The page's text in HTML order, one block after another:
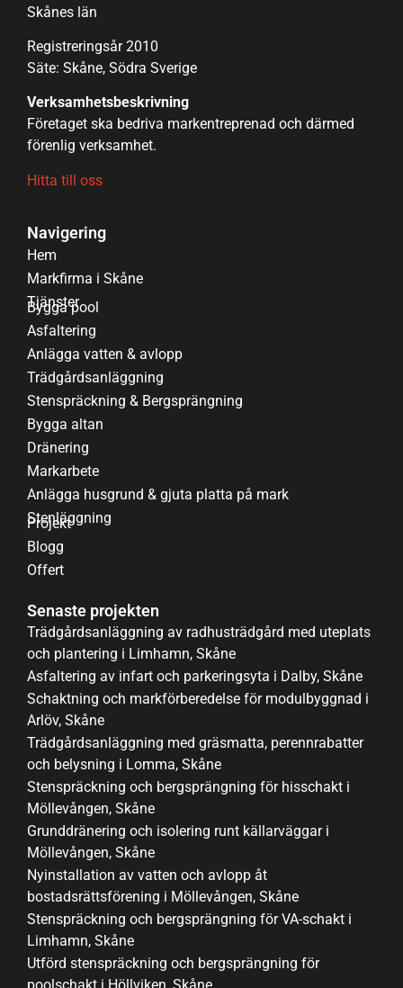
Skånes län
Registreringsår 2010
Säte: Skåne, Södra Sverige
Verksamhetsbeskrivning
Företaget ska bedriva markentreprenad och därmed
förenlig verksamhet.
Hitta till oss
Navigering
Hem
Markfirma i Skåne
Tjänster
Bygga pool
Asfaltering
Anlägga vatten & avlopp
Trädgårdsanläggning
Stenspräckning & Bergsprängning
Bygga altan
Dränering
Markarbete
Anlägga husgrund & gjuta platta på mark
Stenläggning
Projekt
Blogg
Offert
Senaste projekten
Trädgårdsanläggning av radhusträdgård med uteplats
och plantering i Limhamn, Skåne
Asfaltering av infart och parkeringsyta i Dalby, Skåne
Schaktning och markförberedelse för modulbyggnad i
Arlöv, Skåne
Trädgårdsanläggning med gräsmatta, perennrabatter
och belysning i Lomma, Skåne
Stenspräckning och bergsprängning för hisschakt i
Möllevången, Skåne
Grunddränering och isolering runt källarväggar i
Möllevången, Skåne
Nyinstallation av vatten och avlopp åt
bostadsrättsförening i Möllevången, Skåne
Stenspräckning och bergsprängning för VA-schakt i
Limhamn, Skåne
Utförd stenspräckning och bergsprängning för